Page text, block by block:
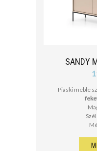
SANDY
Piaski meble